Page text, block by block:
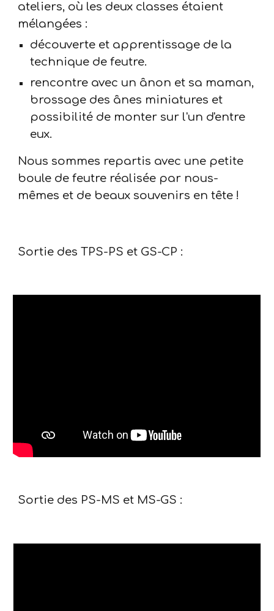
ateliers, où les deux classes étaient
mélangées :
découverte et apprentissage de la
technique de feutre.
rencontre avec un ânon et sa maman,
brossage des ânes miniatures et
possibilité de monter sur l'un d'entre
eux.
Nous sommes repartis avec une petite
boule de feutre réalisée par nous-
mêmes et de beaux souvenirs en tête !
Sortie des TPS-PS et GS-CP :
Sortie des PS-MS et MS-GS :